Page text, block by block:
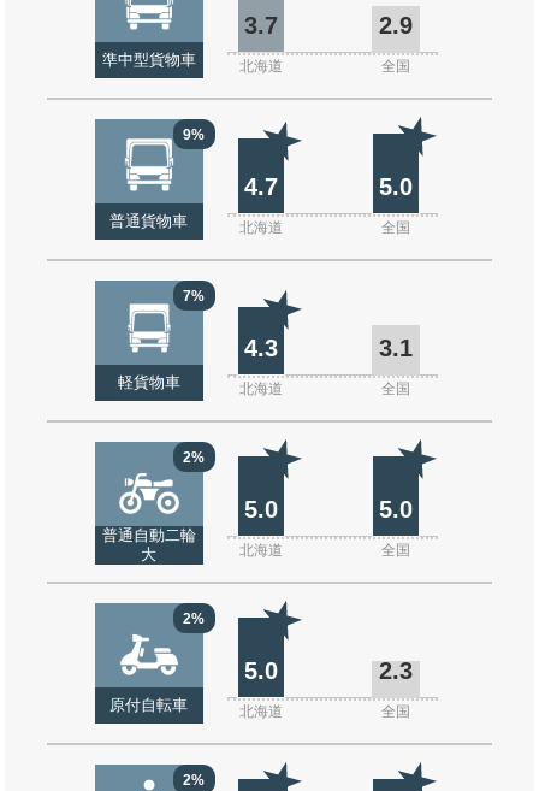
準中型貨物車
3.7 2.9
北海道 全国
9%
普通貨物車
4.7 5.0
北海道 全国
7%
軽貨物車
4.3 3.1
北海道 全国
2%
普通自動二輪
大
5.0 5.0
北海道 全国
2%
原付自転車
5.0 2.3
北海道 全国
2%